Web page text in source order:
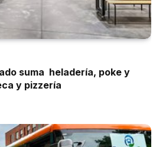
suma heladería, poke y
y pizzería